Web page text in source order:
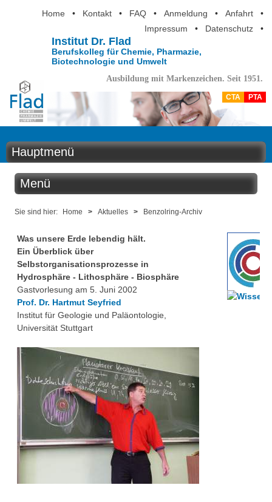
Home • Kontakt • FAQ • Anmeldung • Anfahrt
•
Impressum
• Datenschutz •
Institut Dr. Flad
Berufskolleg für Chemie, Pharmazie,
Biotechnologie und Umwelt
Ausbildung mit Markenzeichen. Seit 1951.
CTA PTA
Hauptmenü
Home
Berufsinformation
Über uns
Besonderheiten
Projekte
Eduthek
Menü
Aktuelles
Benzolring online
Der Institutskalender
QM-Zertifizierung nach SGB III / AZAV
Preisrätsel
Pressearchiv
Benzolring-Archiv
Sie sind hier: Home > Aktuelles > Benzolring-Archiv
Was unsere Erde lebendig hält.
Ein Überblick über
Selbstorganisationsprozesse in
Hydrosphäre - Lithosphäre - Biosphäre
Gastvorlesung am 5. Juni 2002
Prof. Dr. Hartmut Seyfried
Institut für Geologie und Paläontologie,
Universität Stuttgart